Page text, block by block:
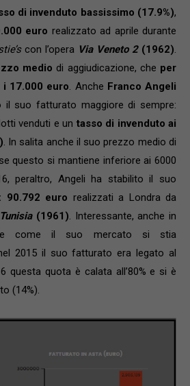
di invenduto bassissimo (17.9%),
euro realizzato ad aprile durante
con l’opera Via Veneto 2(1962).
medio di aggiudicazione, che per
i 17.000 euro. Anche Franco Angeli
il suo fatturato maggiore di sempre:
venduti e un tasso di invenduto ai
. In salita anche il suo prezzo medio di
questo si mantiene inferiore ai 6000
peraltro, Angeli ha stabilito il suo
90.792 euro realizzati a Londra da
Tunisia(1961). Interessante, anche in
come il suo mercato si stia
2015 il suo fatturato era legato al
questa quota è calata all’80% e si è
(14%).